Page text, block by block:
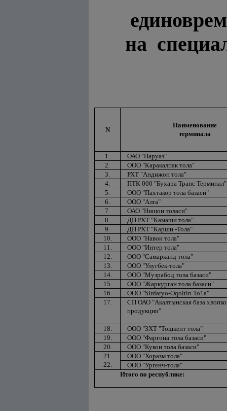
на
N
Наименование
терминала
1.
ОАО "Паруаз"
2.
ООО "Каракалпак тола"
3.
РХТ "Андижон тола"
4.
ПТК 000 "Бухара Транс Терминал"
5.
OOO "Пахтакор тола базаси"
6.
OOO "Алга"
7.
ОАО "Нишон толаси"
8.
ДП РХТ "Камаши тола"
9.
ДП РХТ "Карши -Тола"
10.
OOO "Навои тола"
11.
OOO "Интер тола"
12.
OOO "Самарканд тола"
13.
OOO "Улугбек-тола"
14.
ООО "Музрабод тола базаси"
15.
OOO "Жаркурган тола базаси"
16.
OOO "Sirdaryo-Oqoltin То1а"
17.
СП ОАО "Акалтынская база
продукции"
18.
OOO "ЗХТ "Тошкент тола"
19.
OOO "Фаргона тола базаси"
20.
OOO "Кукон тола базаси"
21.
OOO "Хоразм тола"
22.
OOO "Ургенч-тола"
Итого по республике: